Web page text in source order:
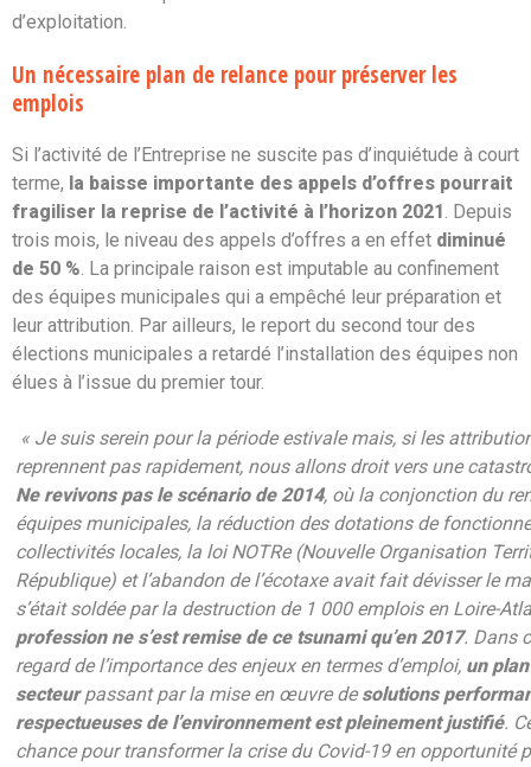
d’exploitation.
Un nécessaire plan de relance pour préserver les
emplois
Si l’activité de l’Entreprise ne suscite pas d’inquiétude à court
terme, la baisse importante des appels d’offres pourrait
fragiliser la reprise de l’activité à l’horizon 2021. Depuis
trois mois, le niveau des appels d’offres a en effet diminué
de 50 %. La principale raison est imputable au confinement
des équipes municipales qui a empêché leur préparation et
leur attribution. Par ailleurs, le report du second tour des
élections municipales a retardé l’installation des équipes non
élues à l’issue du premier tour.
« Je suis serein pour la période estivale mais, si les
reprennent pas rapidement, nous allons droit vers une
Ne revivons pas le scénario de 2014, où la conjonction du
équipes municipales, la réduction des dotations de
collectivités locales, la loi NOTRe (Nouvelle Organisation
République) et l’abandon de l’écotaxe avait fait dévisser le
s’était soldée par la destruction de 1 000 emplois en Loire-
profession ne s’est remise de ce tsunami qu’en 2017. Dans
regard de l’importance des enjeux en termes d’emploi, un
secteurpassant par la mise en œuvre desolutions
respectueuses de l’environnement est pleinement justifié.
chance pour transformer la crise du Covid-19 en opportunité